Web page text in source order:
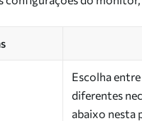
Escolha
diferentes
abaixo nesta